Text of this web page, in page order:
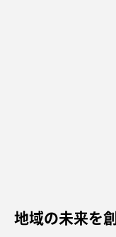
地域の未来を